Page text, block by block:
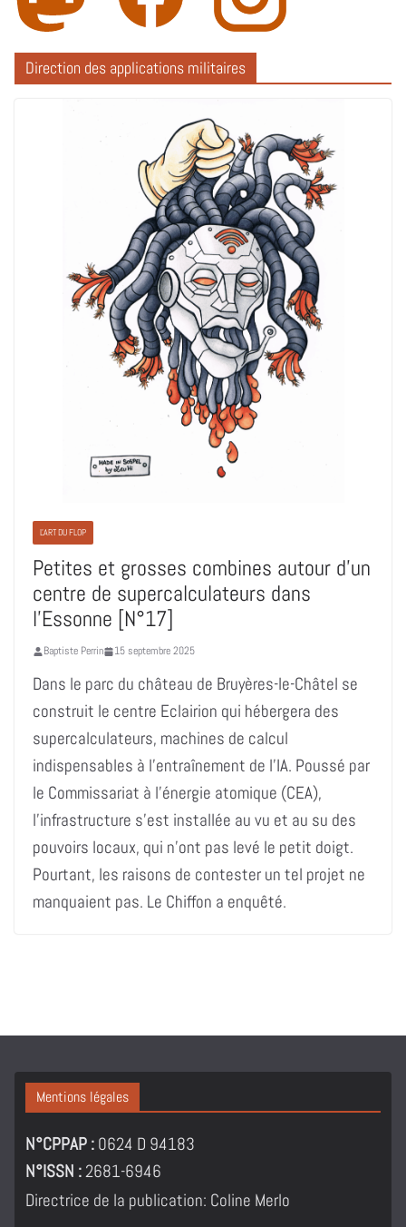
Direction des applications militaires
L'ART DU FLOP
Petites et grosses combines autour d’un
centre de supercalculateurs dans
l’Essonne [N°17]
Baptiste Perrin 15 septembre 2025
Dans le parc du château de Bruyères-le-Châtel se
construit le centre Eclairion qui hébergera des
supercalculateurs, machines de calcul
indispensables à l’entraînement de l’IA. Poussé par
le Commissariat à l’énergie atomique (CEA),
l’infrastructure s’est installée au vu et au su des
pouvoirs locaux, qui n’ont pas levé le petit doigt.
Pourtant, les raisons de contester un tel projet ne
manquaient pas. Le Chiffon a enquêté.
Mentions légales
N°CPPAP : 0624 D 94183
N°ISSN :2681-6946
Directrice de la publication: Coline Merlo